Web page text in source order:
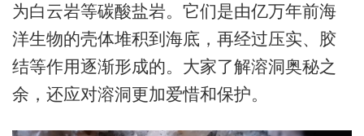
为白云岩等碳酸盐岩。它们是由亿万年前海
洋生物的壳体堆积到海底，再经过压实、胶
结等作用逐渐形成的。大家了解溶洞奥秘之
余，还应对溶洞更加爱惜和保护。